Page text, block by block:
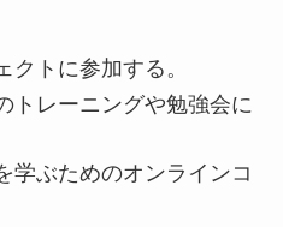
トに参加する。
トレーニングや勉強会に
学ぶためのオンラインコ